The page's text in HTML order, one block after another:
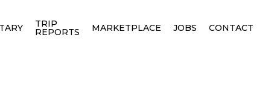
TRIP
REPORTS MARKETPLACE JOBS CONTACT